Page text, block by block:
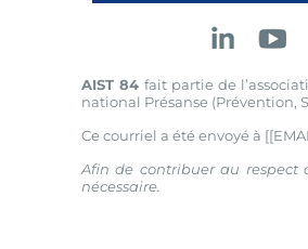
AIST 84 fait partie de
national Présanse (Prévention,
Ce courriel a été envoyé à
Afin de contribuer au respect
nécessaire.